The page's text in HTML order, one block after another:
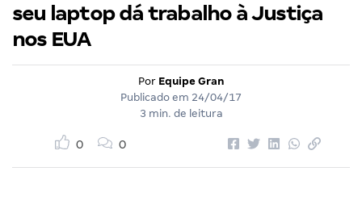
seu laptop dá trabalho à Justiça
nos EUA
Por Equipe Gran
Publicado em 24/04/17
3 min. de leitura
0 0